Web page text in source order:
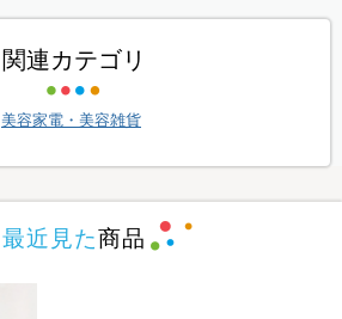
関連カテゴリ
美容家電・美容雑貨
最近見た商品